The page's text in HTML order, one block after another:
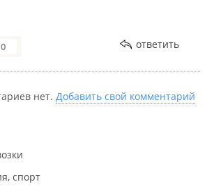
катализатор был в плохом состоянии
до продавца.
0 ответить
нет. Добавить свой комментарий
спорт